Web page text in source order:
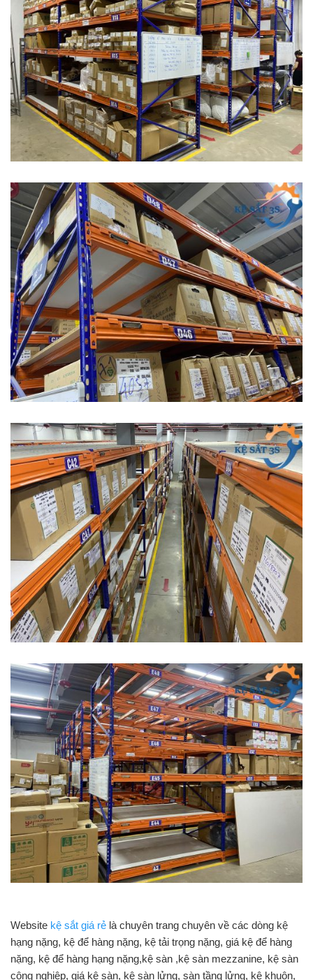
Website kệ sắt giá rẻ là chuyên trang chuyên về các dòng kệ
hạng nặng, kệ để hàng nặng, kệ tải trọng nặng, giá kệ để hàng
nặng, kệ để hàng hạng nặng,kệ sàn ,kệ sàn mezzanine, kệ sàn
công nghiệp, giá kệ sàn, kệ sàn lửng, sàn tầng lửng, kệ khuôn,